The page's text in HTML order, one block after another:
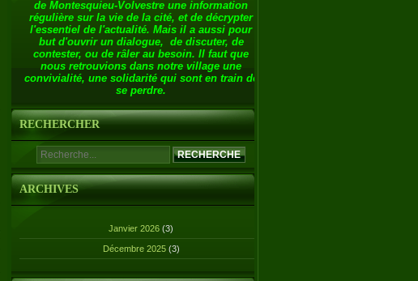
de Montesquieu-Volvestre une information
régulière sur la vie de la cité, et de décrypter
l'essentiel de l'actualité. Mais il a aussi pour
but d'ouvrir un dialogue, de discuter, de
contester, ou de râler au besoin. Il faut que
nous retrouvions dans notre village une
convivialité, une solidarité qui sont en train de
se perdre.
RECHERCHER
ARCHIVES
Janvier 2026 (3)
Décembre 2025 (3)